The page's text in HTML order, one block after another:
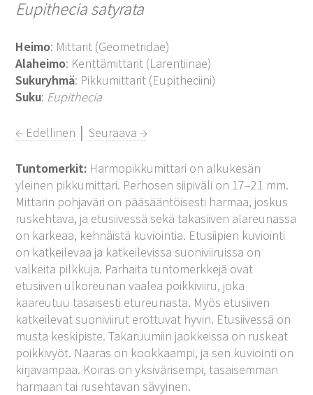
Eupithecia satyrata
Heimo: Mittarit (Geometridae)
Alaheimo: Kenttämittarit (Larentiinae)
Sukuryhmä: Pikkumittarit (Eupitheciini)
Suku: Eupithecia
← Edellinen │Seuraava →
Tuntomerkit: Harmopikkumittari on alkukesän
yleinen pikkumittari. Perhosen siipiväli on 17–21 mm.
Mittarin pohjaväri on pääsääntöisesti harmaa, joskus
ruskehtava, ja etusiivessä sekä takasiiven alareunassa
on karkeaa, kehnäistä kuviointia. Etusiipien kuviointi
on katkeilevaa ja katkeilevissa suoniviiruissa on
valkeita pilkkuja. Parhaita tuntomerkkejä ovat
etusiiven ulkoreunan vaalea poikkiviiru, joka
kaareutuu tasaisesti etureunasta. Myös etusiiven
katkeilevat suoniviirut erottuvat hyvin. Etusiivessä on
musta keskipiste. Takaruumiin jaokkeissa on ruskeat
poikkivyöt. Naaras on kookkaampi, ja sen kuviointi on
kirjavampaa. Koiras on yksivärisempi, tasaisemman
harmaan tai rusehtavan sävyinen.